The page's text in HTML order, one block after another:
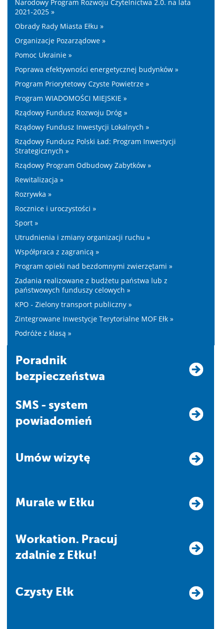
Narodowy Program Rozwoju Czytelnictwa 2.0. na lata
2021-2025 »
Obrady Rady Miasta Ełku »
Organizacje Pozarządowe »
Pomoc Ukrainie »
Poprawa efektywności energetycznej budynków »
Program Priorytetowy Czyste Powietrze »
Program WIADOMOŚCI MIEJSKIE »
Rządowy Fundusz Rozwoju Dróg »
Rządowy Fundusz Inwestycji Lokalnych »
Rządowy Fundusz Polski Ład: Program Inwestycji
Strategicznych »
Rządowy Program Odbudowy Zabytków »
Rewitalizacja »
Rozrywka »
Rocznice i uroczystości »
Sport »
Utrudnienia i zmiany organizacji ruchu »
Współpraca z zagranicą »
Program opieki nad bezdomnymi zwierzętami »
Zadania realizowane z budżetu państwa lub z
państwowych funduszy celowych »
KPO - Zielony transport publiczny »
Zintegrowane Inwestycje Terytorialne MOF Ełk »
Podróże z klasą »
Poradnik
bezpieczeństwa
SMS - system
powiadomień
Umów wizytę
Murale w Ełku
Workation. Pracuj
zdalnie z Ełku!
Czysty Ełk